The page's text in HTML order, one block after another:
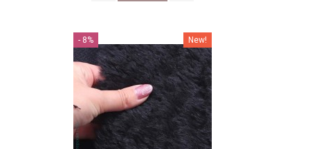
- 8% New!